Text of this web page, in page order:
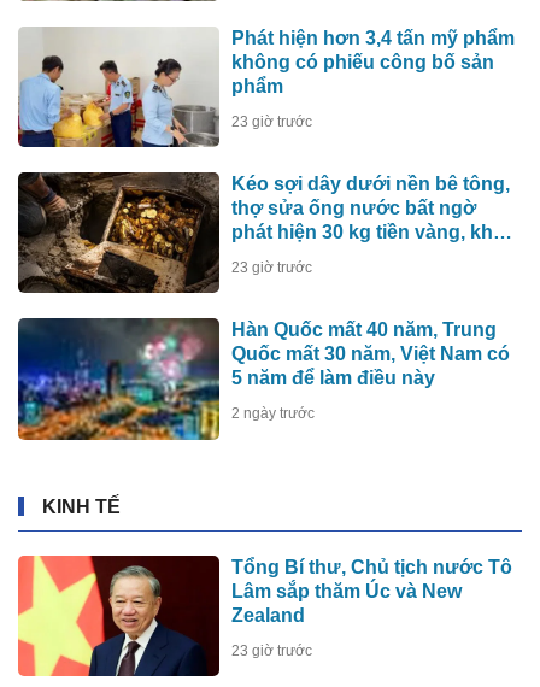
Phát hiện hơn 3,4 tấn mỹ phẩm
không có phiếu công bố sản
phẩm
23 giờ trước
Kéo sợi dây dưới nền bê tông,
thợ sửa ống nước bất ngờ
phát hiện 30 kg tiền vàng, khu
vực lập tức bị phong tỏa
23 giờ trước
Hàn Quốc mất 40 năm, Trung
Quốc mất 30 năm, Việt Nam có
5 năm để làm điều này
2 ngày trước
KINH TẾ
Tổng Bí thư, Chủ tịch nước Tô
Lâm sắp thăm Úc và New
Zealand
23 giờ trước